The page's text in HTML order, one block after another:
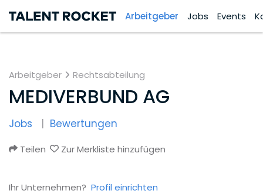
Arbeitgeber Jobs Events
Arbeitgeber Rechtsabteilung
MEDIVERBUND AG
Jobs Bewertungen
Teilen Zur Merkliste hinzufügen
Ihr Unternehmen? Profil einrichten